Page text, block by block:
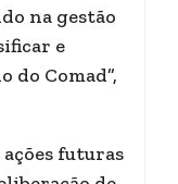
na gestão
e
do Comad”,
futuras